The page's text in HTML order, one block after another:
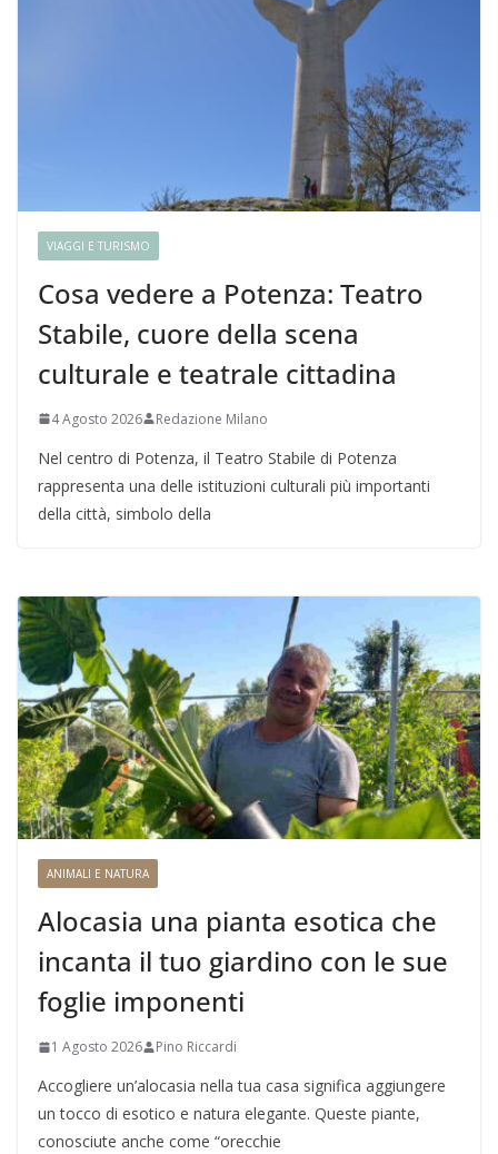
VIAGGI E TURISMO
Cosa vedere a Potenza: Teatro
Stabile, cuore della scena
culturale e teatrale cittadina
4 Agosto 2026 Redazione Milano
Nel centro di Potenza, il Teatro Stabile di Potenza
rappresenta una delle istituzioni culturali più importanti
della città, simbolo della
ANIMALI E NATURA
Alocasia una pianta esotica che
incanta il tuo giardino con le sue
foglie imponenti
1 Agosto 2026 Pino Riccardi
Accogliere un’alocasia nella tua casa significa aggiungere
un tocco di esotico e natura elegante. Queste piante,
conosciute anche come “orecchie